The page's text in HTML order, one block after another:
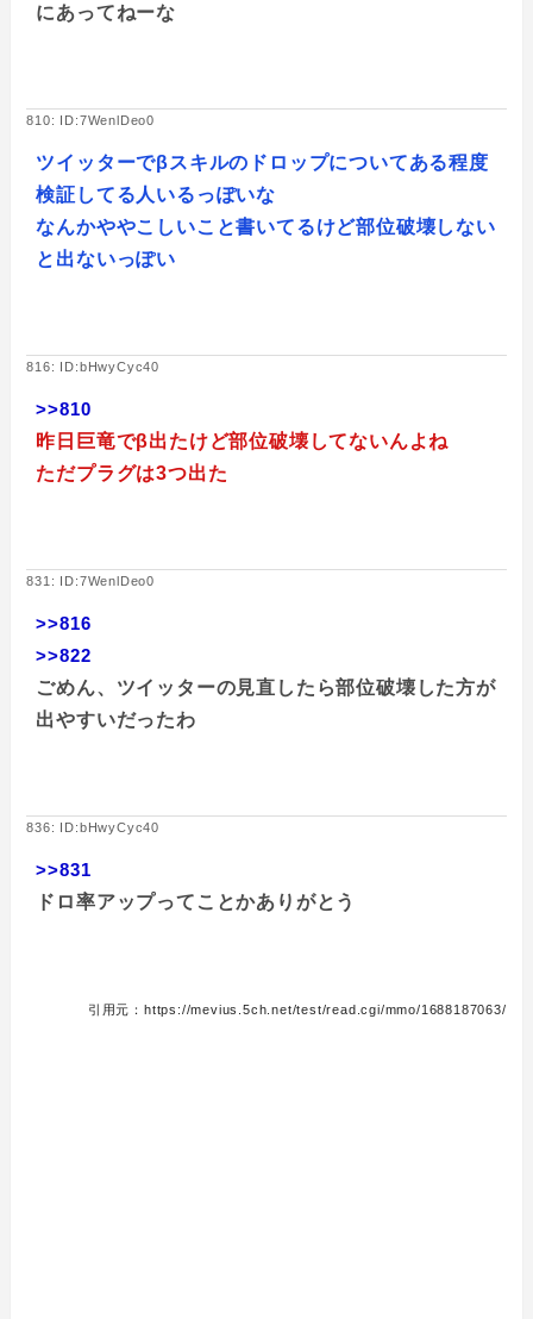
にあってねーな
810: ID:7WenlDeo0
ツイッターでβスキルのドロップについてある程度
検証してる人いるっぽいな
なんかややこしいこと書いてるけど部位破壊しない
と出ないっぽい
816: ID:bHwyCyc40
>>810
昨日巨竜でβ出たけど部位破壊してないんよね
ただプラグは3つ出た
831: ID:7WenlDeo0
>>816
>>822
ごめん、ツイッターの見直したら部位破壊した方が
出やすいだったわ
836: ID:bHwyCyc40
>>831
ドロ率アップってことかありがとう
引用元：https://mevius.5ch.net/test/read.cgi/mmo/1688187063/